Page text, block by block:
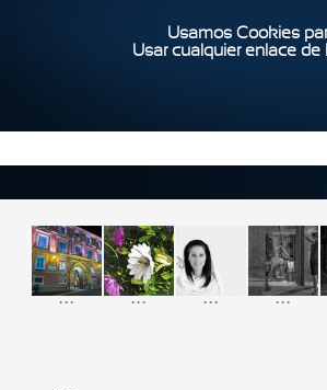
Usamos Cookies
Usar cualquier enlace
... ... ... ...